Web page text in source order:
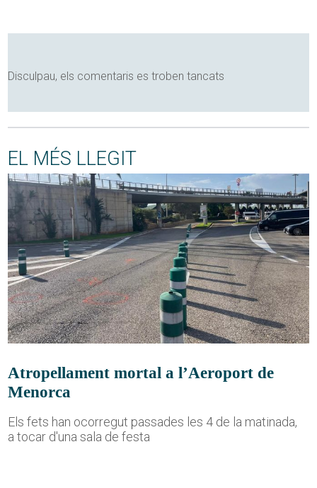
Disculpau, els comentaris es troben tancats
EL MÉS LLEGIT
Atropellament mortal a l’Aeroport de
Menorca
Els fets han ocorregut passades les 4 de la matinada,
a tocar d'una sala de festa